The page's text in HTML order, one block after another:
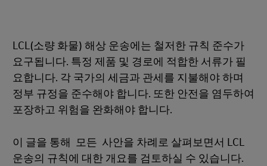
LCL(소량 화물) 해상 운송에는 철저한 규칙 준수가
요구됩니다. 특정 제품 및 경로에 적합한 서류가 필
요합니다. 각 국가의 세금과 관세를 지불해야 하며
정부 규정을 준수해야 합니다. 또한 안전을 염두하여
포장하고 위험을 완화해야 합니다.
이 글을 통해 모든 사안을 차례로 살펴보면서 LCL
운송의 규칙에 대한 개요를 검토하실 수 있습니다.